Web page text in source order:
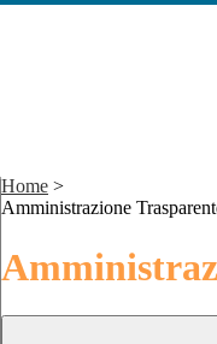
Home >
Amministrazione